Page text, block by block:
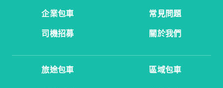
企業包車
常見問題
司機招募
關於我們
旅途包車 區域包車